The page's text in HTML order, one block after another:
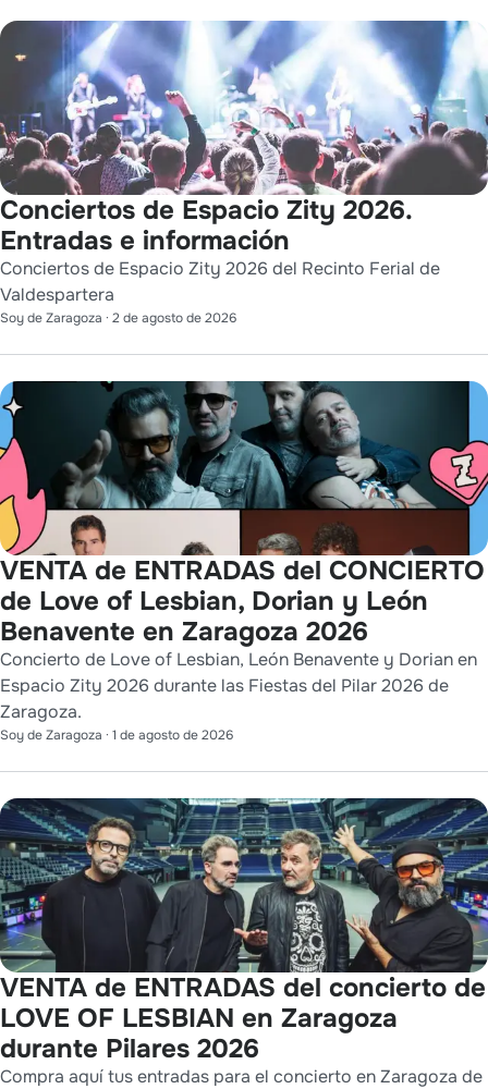
Conciertos de Espacio Zity 2026.
Entradas e información
Conciertos de Espacio Zity 2026 del Recinto Ferial de
Valdespartera
Soy de Zaragoza · 2 de agosto de 2026
VENTA de ENTRADAS del CONCIERTO
de Love of Lesbian, Dorian y León
Benavente en Zaragoza 2026
Concierto de Love of Lesbian, León Benavente y Dorian en
Espacio Zity 2026 durante las Fiestas del Pilar 2026 de
Zaragoza.
Soy de Zaragoza · 1 de agosto de 2026
VENTA de ENTRADAS del concierto de
LOVE OF LESBIAN en Zaragoza
durante Pilares 2026
Compra aquí tus entradas para el concierto en Zaragoza de